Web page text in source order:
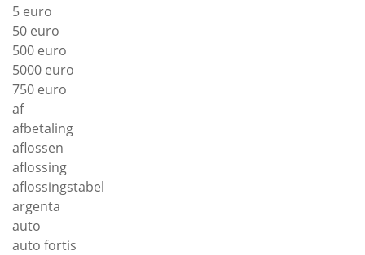
5 euro
50 euro
500 euro
5000 euro
750 euro
af
afbetaling
aflossen
aflossing
aflossingstabel
argenta
auto
auto fortis